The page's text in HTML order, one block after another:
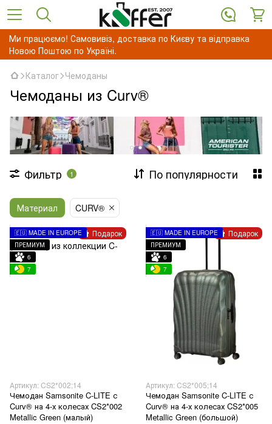
Ми працюємо! Самовивіз, доставка по Києву та відправка
Новою Поштою по Україні.
Каталог Чемоданы
Чемоданы из Curv®
Фильтр 1 По популярности
Материал CURV®
Подарок
🇪🇺 MADE IN EUROPE
ПРЕМИУМ
6
7
Артикул: CS2*002;14
Чемодан Samsonite C-LITE с
Curv® на 4-х колесах CS2*002
Metallic Green (малый)
Подарок
🇪🇺 MADE IN EUROPE
ПРЕМИУМ
6
7
Артикул: CS2*005;14
Чемодан Samsonite C-LITE с
Curv® на 4-х колесах CS2*005
Mеtallic Green (большой)